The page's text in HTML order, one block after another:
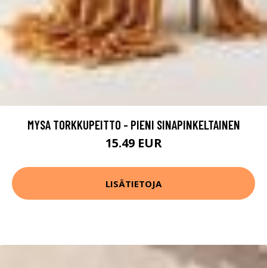
MYSA TORKKUPEITTO - PIENI SINAPINKELTAINEN
15.49 EUR
LISÄTIETOJA